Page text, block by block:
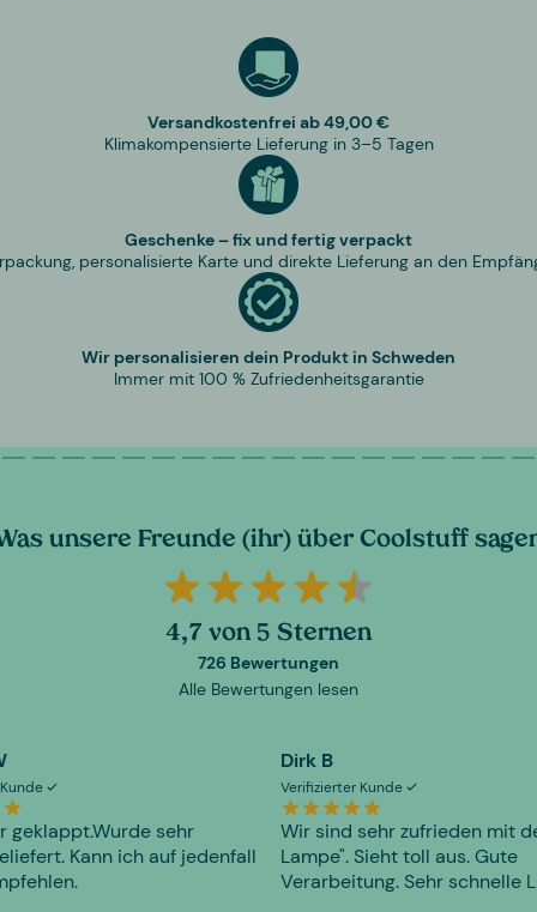
Versandkostenfrei ab 49,00 €
Klimakompensierte Lieferung in 3–5 Tagen
Geschenke – fix und fertig verpackt
personalisierte Karte und direkte Lieferung an den
Wir personalisieren dein Produkt in Schweden
Immer mit 100 % Zufriedenheitsgarantie
unsere Freunde (ihr) über Coolstuff
4,7 von 5 Sternen
726 Bewertungen
Alle Bewertungen lesen
geklappt.Wurde sehr
Kann ich auf jedenfall
Dirk B
Verifizierter Kunde
Wir sind sehr zufrieden mit
Lampe". Sieht toll aus. Gute
Verarbeitung. Sehr schnelle